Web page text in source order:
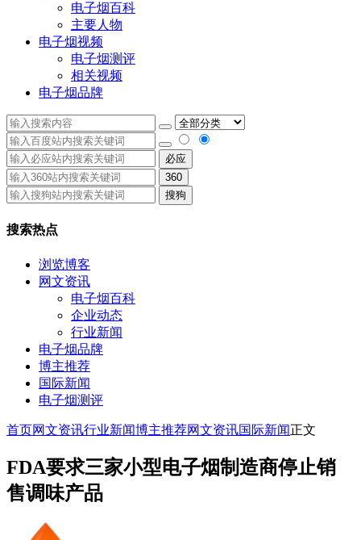
电子烟百科
主要人物
电子烟视频
电子烟测评
相关视频
电子烟品牌
必应
360
搜狗
搜索热点
浏览博客
网文资讯
电子烟百科
企业动态
行业新闻
电子烟品牌
博主推荐
国际新闻
电子烟测评
首页网文资讯行业新闻博主推荐网文资讯国际新闻正文
FDA要求三家小型电子烟制造商停止销
售调味产品